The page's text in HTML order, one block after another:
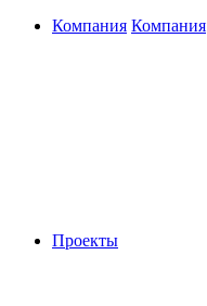
Компания Компания
Проекты